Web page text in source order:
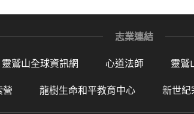
志業連結
靈鷲山全球資訊網 心道法師 靈鷲
營 龍樹生命和平教育中心 新世紀